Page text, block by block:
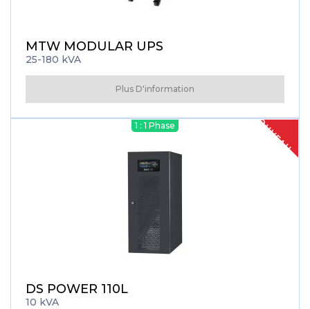
MTW MODULAR UPS
25-180 kVA
Plus D'information
NOUVEAU
1 : 1 Phase
DS POWER 110L
10 kVA